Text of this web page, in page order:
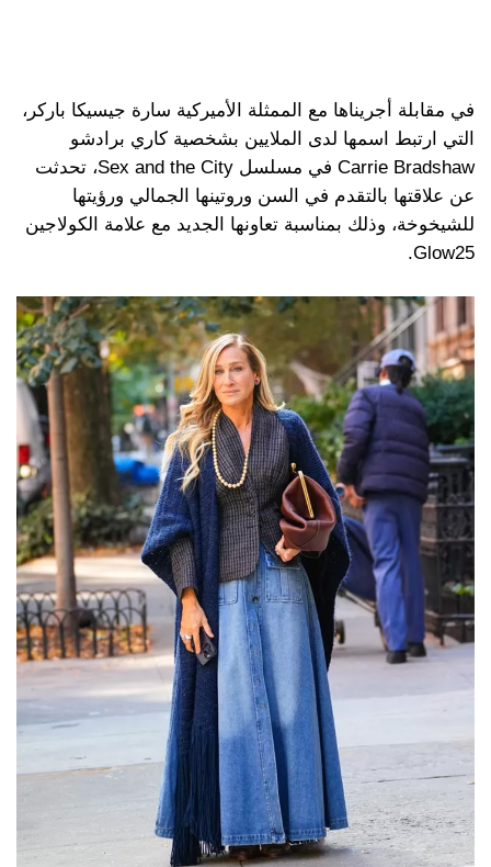
في مقابلة أجريناها مع الممثلة الأميركية سارة جيسيكا باركر،
التي ارتبط اسمها لدى الملايين بشخصية كاري برادشو
Carrie Bradshaw في مسلسل Sex and the City، تحدثت
عن علاقتها بالتقدم في السن وروتينها الجمالي ورؤيتها
للشيخوخة، وذلك بمناسبة تعاونها الجديد مع علامة الكولاجين
Glow25.